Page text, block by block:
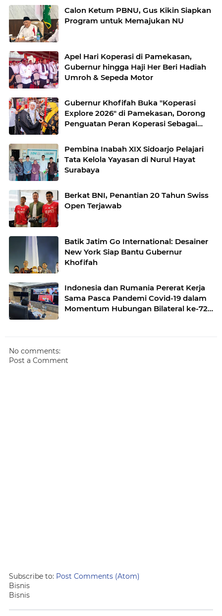
Calon Ketum PBNU, Gus Kikin Siapkan
Program untuk Memajukan NU
Apel Hari Koperasi di Pamekasan,
Gubernur hingga Haji Her Beri Hadiah
Umroh & Sepeda Motor
Gubernur Khofifah Buka "Koperasi
Explore 2026" di Pamekasan, Dorong
Penguatan Peran Koperasi Sebagai
Sekaligus Perluas Akses Promosi
Pelaku UMKM
Pembina Inabah XIX Sidoarjo Pelajari
Tata Kelola Yayasan di Nurul Hayat
Surabaya
Berkat BNI, Penantian 20 Tahun Swiss
Open Terjawab
Batik Jatim Go International: Desainer
New York Siap Bantu Gubernur
Khofifah
Indonesia dan Rumania Pererat Kerja
Sama Pasca Pandemi Covid-19 dalam
Momentum Hubungan Bilateral ke-72
No comments:
Post a Comment
Subscribe to: Post Comments (Atom)
Bisnis
Bisnis